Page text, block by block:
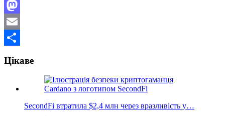
Facebook
Mastodon
Email
Цікаве
SecondFi втратила $2,4 млн через вразливість у…